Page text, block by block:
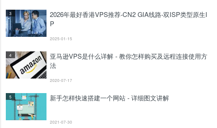
3
2026年最好香港VPS推荐-CN2 GIA线路-双ISP类型原生I
P
2025-01-15
4
亚马逊VPS是什么详解 - 教你怎样购买及远程连接使用方
法
2020-07-17
5 新手怎样快速搭建一个网站 - 详细图文讲解
2021-07-30